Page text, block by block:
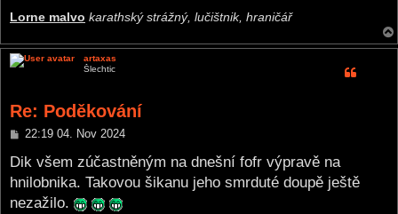
Lorne malvo karathský strážný, lučištnik, hraničář
artaxas
Šlechtic
Re: Poděkování
P
s
22:19 04. Nov 2024
Dik všem zúčastněným na dnešní fofr výpravě na
hnilobnika. Takovou šikanu jeho smrduté doupě ještě
nezažilo.